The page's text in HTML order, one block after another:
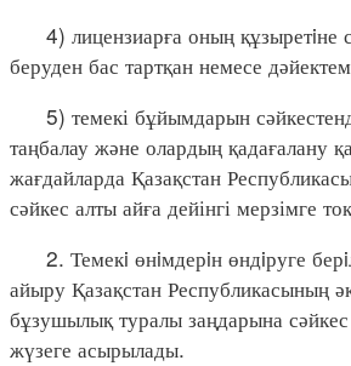
4) лицензиарға оның құзыретiне
беруден бас тартқан немесе
5) темекі бұйымдарын
таңбалау және олардың қадағалану
жағдайларда Қазақстан
сәйкес алты айға дейінгі мерзімге
2. Темекi өнiмдерiн өндiруге
айыру Қазақстан Республикасының
бұзушылық туралы заңдарына
жүзеге асырылады.